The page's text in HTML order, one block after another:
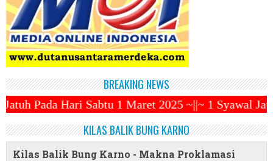
BREAKING NEWS
1 Maret 2025 ~||~ 1 Syawal Jatuh Pada Tanggal
KILAS BALIK BUNG KARNO
Kilas Balik Bung Karno - Makna Proklamasi